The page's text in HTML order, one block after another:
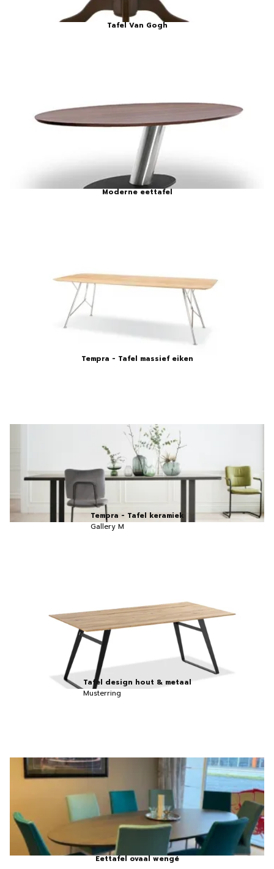
Tafel Van Gogh
Moderne eettafel
Tempra - Tafel massief eiken
Tempra - Tafel keramiek
Gallery M
Tafel design hout & metaal
Musterring
Eettafel ovaal wengé